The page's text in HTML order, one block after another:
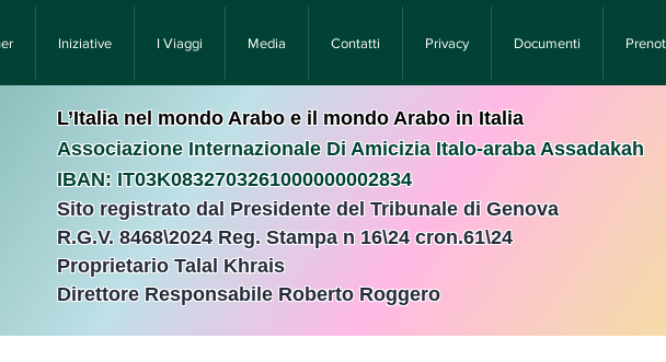
Iniziative I Viaggi Media Contatti Privacy Documenti
L’Italia nel mondo Arabo e il mondo Arabo in Italia
Associazione Internazionale Di Amicizia Italo-araba Assadakah
IBAN: IT03K0832703261000000002834
Sito registrato dal Presidente del Tribunale di Genova
R.G.V. 8468\2024 Reg. Stampa n 16\24 cron.61\24 ​
Proprietario Talal Khrais
Direttore Responsabile Roberto Roggero